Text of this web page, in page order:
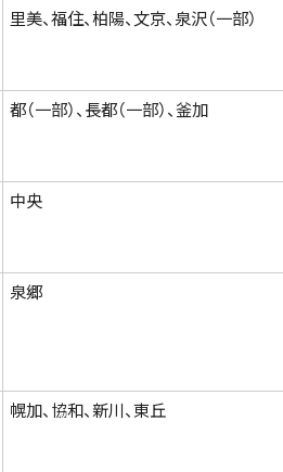
里美、福住、柏陽、文京、泉沢（一部）
都（一部）、長都（一部）、釜加
中央
泉郷
幌加、協和、新川、東丘